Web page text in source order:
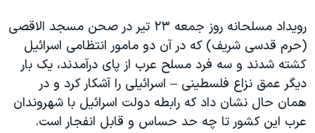
چهل سال گروگان‌گیری
قانون شفافیت دارائی کادر رهبری ایران
اعتراضات مردمی آبان ۹۸
اسرائیل در جنگ
رویداد مسلحانه روز جمعه ۲۳ تیر در صحن مسجد الاقصی
(حرم قدسی شریف) که در آن دو مامور انتظامی اسرائیل
کشته شدند و سه فرد مسلح عرب از پای درآمدند، یک بار
دیگر عمق نزاع فلسطینی – اسرائیلی را آشکار کرد و در
همان حال نشان داد که رابطه دولت اسرائیل با شهروندان
عرب این کشور تا چه حد حساس و قابل انفجار است.